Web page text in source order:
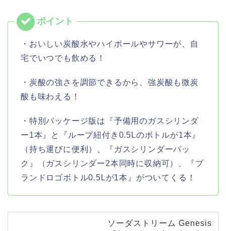
・おいしい炭酸水やハイボールやサワーが、自
宅でいつでも飲める！
・炭酸の強さを調節できるから、強炭酸も微炭
酸も味わえる！
・特別パッケージ版は『予備用のガスシリンダ
ー1本』と『ループ紐付き0.5Lのボトルが1本』
（持ち運びに便利）、『ガスシリンダーパッ
ク』（ガスシリンダー2本同時に収納可）、『ブ
ランドロゴボトル0.5Lが1本』がついてくる！
ソーダストリーム Genesis